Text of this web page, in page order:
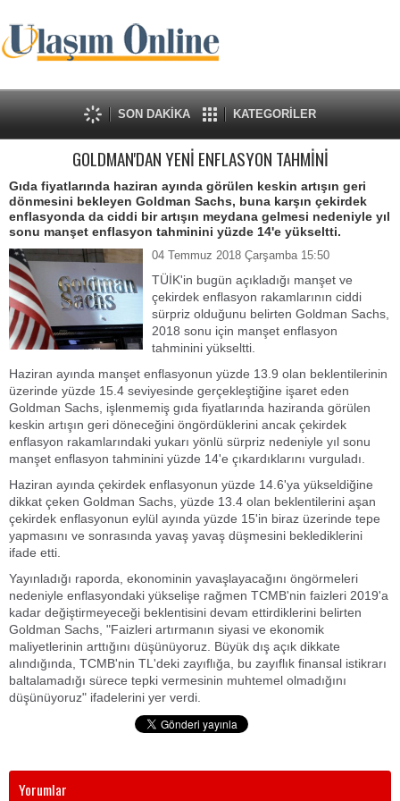
SON DAKİKA KATEGORİLER
GOLDMAN'DAN YENİ ENFLASYON TAHMİNİ
Gıda fiyatlarında haziran ayında görülen keskin artışın geri
dönmesini bekleyen Goldman Sachs, buna karşın çekirdek
enflasyonda da ciddi bir artışın meydana gelmesi nedeniyle yıl
sonu manşet enflasyon tahminini yüzde 14'e yükseltti.
04 Temmuz 2018 Çarşamba 15:50
TÜİK'in bugün açıkladığı manşet ve
çekirdek enflasyon rakamlarının ciddi
sürpriz olduğunu belirten Goldman Sachs,
2018 sonu için manşet enflasyon
tahminini yükseltti.
Haziran ayında manşet enflasyonun yüzde 13.9 olan beklentilerinin
üzerinde yüzde 15.4 seviyesinde gerçekleştiğine işaret eden
Goldman Sachs, işlenmemiş gıda fiyatlarında haziranda görülen
keskin artışın geri döneceğini öngördüklerini ancak çekirdek
enflasyon rakamlarındaki yukarı yönlü sürpriz nedeniyle yıl sonu
manşet enflasyon tahminini yüzde 14'e çıkardıklarını vurguladı.
Haziran ayında çekirdek enflasyonun yüzde 14.6'ya yükseldiğine
dikkat çeken Goldman Sachs, yüzde 13.4 olan beklentilerini aşan
çekirdek enflasyonun eylül ayında yüzde 15'in biraz üzerinde tepe
yapmasını ve sonrasında yavaş yavaş düşmesini beklediklerini
ifade etti.
Yayınladığı raporda, ekonominin yavaşlayacağını öngörmeleri
nedeniyle enflasyondaki yükselişe rağmen TCMB'nin faizleri 2019'a
kadar değiştirmeyeceği beklentisini devam ettirdiklerini belirten
Goldman Sachs, "Faizleri artırmanın siyasi ve ekonomik
maliyetlerinin arttığını düşünüyoruz. Büyük dış açık dikkate
alındığında, TCMB'nin TL'deki zayıflığa, bu zayıflık finansal istikrarı
baltalamadığı sürece tepki vermesinin muhtemel olmadığını
düşünüyoruz" ifadelerini yer verdi.
Yorumlar